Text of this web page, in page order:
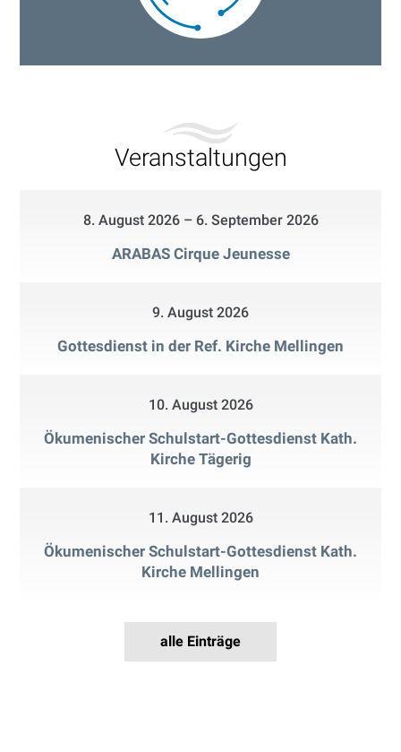
Veranstaltungen
ARABAS Cirque Jeunesse
8. August 2026– 6. September 2026
Gottesdienst in der Ref. Kirche Mellingen
9. August 2026
Ökumenischer Schulstart-Gottesdienst Kath.
Kirche Tägerig
10. August 2026
Ökumenischer Schulstart-Gottesdienst Kath.
Kirche Mellingen
11. August 2026
alle Einträge